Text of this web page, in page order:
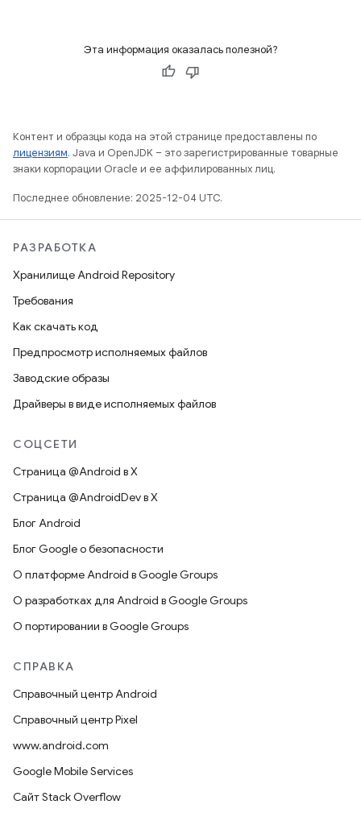
Эта информация оказалась полезной?
Контент и образцы кода на этой странице предоставлены по
лицензиям. Java и OpenJDK – это зарегистрированные товарные
знаки корпорации Oracle и ее аффилированных лиц.
Последнее обновление: 2025-12-04 UTC.
РАЗРАБОТКА
Хранилище Android Repository
Требования
Как скачать код
Предпросмотр исполняемых файлов
Заводские образы
Драйверы в виде исполняемых файлов
СОЦСЕТИ
Страница @Android в X
Страница @AndroidDev в X
Блог Android
Блог Google о безопасности
О платформе Android в Google Groups
О разработках для Android в Google Groups
О портировании в Google Groups
СПРАВКА
Справочный центр Android
Справочный центр Pixel
www.android.com
Google Mobile Services
Сайт Stack Overflow